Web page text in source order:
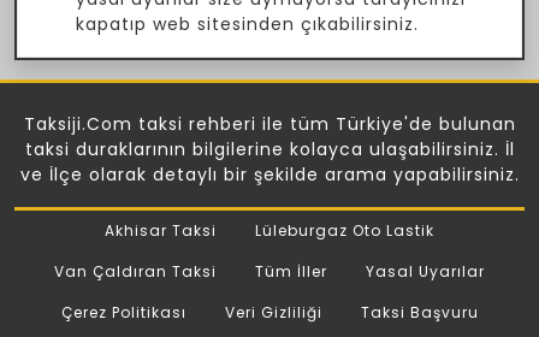
kapatıp web sitesinden çıkabilirsiniz.
Taksiji.Com taksi rehberi ile tüm Türkiye'de bulunan
taksi duraklarının bilgilerine kolayca ulaşabilirsiniz. İl
ve İlçe olarak detaylı bir şekilde arama yapabilirsiniz.
Akhisar Taksi
Lüleburgaz Oto Lastik
Van Çaldıran Taksi
Tüm İller
Yasal Uyarılar
Çerez Politikası
Veri Gizliliği Taksi Başvuru